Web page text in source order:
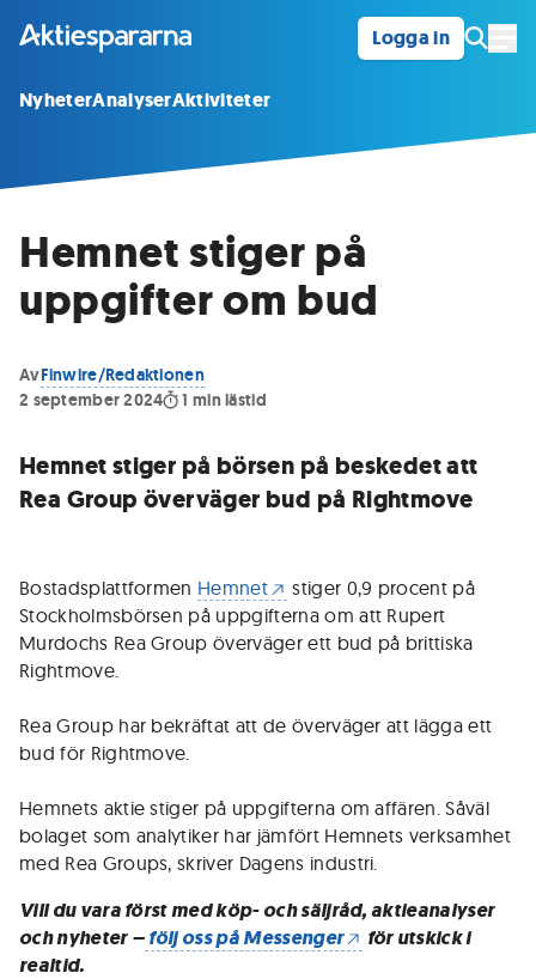
Logga in
NyheterAnalyserAktiviteter
Hemnet stiger på
uppgifter om bud
AvFinwire/Redaktionen
2 september 2024
1 min lästid
Hemnet stiger på börsen på beskedet att
Rea Group överväger bud på Rightmove
Bostadsplattformen Hemnet
stiger 0,9 procent på
Stockholmsbörsen på uppgifterna om att Rupert
Murdochs Rea Group överväger ett bud på brittiska
Rightmove.
Rea Group har bekräftat att de överväger att lägga ett
bud för Rightmove.
Hemnets aktie stiger på uppgifterna om affären. Såväl
bolaget som analytiker har jämfört Hemnets verksamhet
med Rea Groups, skriver Dagens industri.
Vill du vara först med köp- och säljråd, aktieanalyser
och nyheter –följ oss på Messenger
för utskick i
realtid.